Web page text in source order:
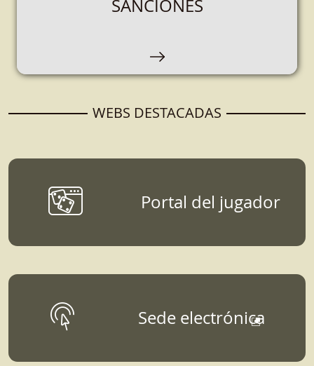
encarguen de la organización, comercialización
y explotación de juegos de azar.
SANCIONES
DATOS, ESTUDIOS Y
WEBS DESTACADAS
Portal del jugador
Sede electrónica